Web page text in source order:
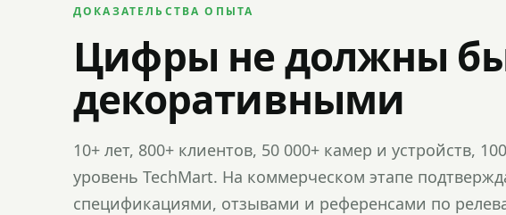
ДОКАЗАТЕЛЬСТВА ОПЫТА
Цифры не должны
декоративными
10+ лет, 800+ клиентов, 50 000+ камер и устройств,
уровень TechMart. На коммерческом этапе
спецификациями, отзывами и референсами по